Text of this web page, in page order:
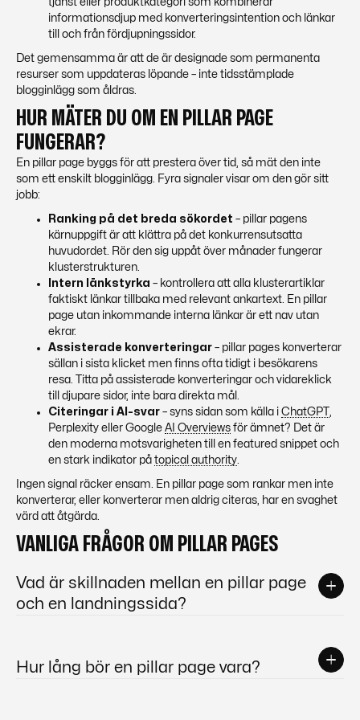
informationsdjup med konverteringsintention och länkar
till och från fördjupningssidor.
Det gemensamma är att de är designade som permanenta
resurser som uppdateras löpande – inte tidsstämplade
blogginlägg som åldras.
HUR MÄTER DU OM EN PILLAR PAGE
FUNGERAR?
En pillar page byggs för att prestera över tid, så mät den inte
som ett enskilt blogginlägg. Fyra signaler visar om den gör sitt
jobb:
Ranking på det breda sökordet – pillar pagens
kärnuppgift är att klättra på det konkurrensutsatta
huvudordet. Rör den sig uppåt över månader fungerar
klusterstrukturen.
Intern länkstyrka – kontrollera att alla klusterartiklar
faktiskt länkar tillbaka med relevant ankartext. En pillar
page utan inkommande interna länkar är ett nav utan
ekrar.
Assisterade konverteringar – pillar pages konverterar
sällan i sista klicket men finns ofta tidigt i besökarens
resa. Titta på assisterade konverteringar och vidareklick
till djupare sidor, inte bara direkta mål.
Citeringar i AI-svar – syns sidan som källa i ChatGPT
Perplexity eller Google AI Overviews för ämnet? Det är
den moderna motsvarigheten till en featured snippet och
en stark indikator på topical authority
Ingen signal räcker ensam. En pillar page som rankar men inte
konverterar, eller konverterar men aldrig citeras, har en svaghet
värd att åtgärda.
VANLIGA FRÅGOR OM PILLAR PAGES
Vad är skillnaden mellan en pillar page
och en landningssida?
fundamentalt olika syften, trots att de ibland
Hur lång bör en pillar page vara?